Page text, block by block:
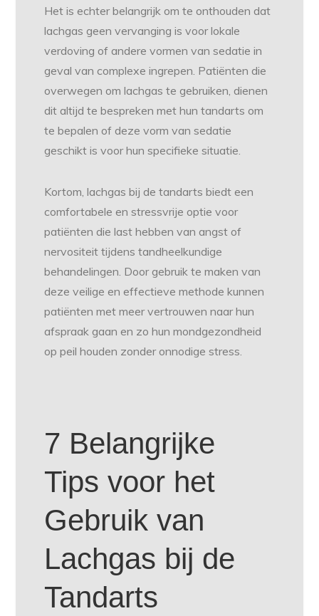
Het is echter belangrijk om te onthouden dat
lachgas geen vervanging is voor lokale
verdoving of andere vormen van sedatie in
geval van complexe ingrepen. Patiënten die
overwegen om lachgas te gebruiken, dienen
dit altijd te bespreken met hun tandarts om
te bepalen of deze vorm van sedatie
geschikt is voor hun specifieke situatie.
Kortom, lachgas bij de tandarts biedt een
comfortabele en stressvrije optie voor
patiënten die last hebben van angst of
nervositeit tijdens tandheelkundige
behandelingen. Door gebruik te maken van
deze veilige en effectieve methode kunnen
patiënten met meer vertrouwen naar hun
afspraak gaan en zo hun mondgezondheid
op peil houden zonder onnodige stress.
7 Belangrijke
Tips voor het
Gebruik van
Lachgas bij de
Tandarts